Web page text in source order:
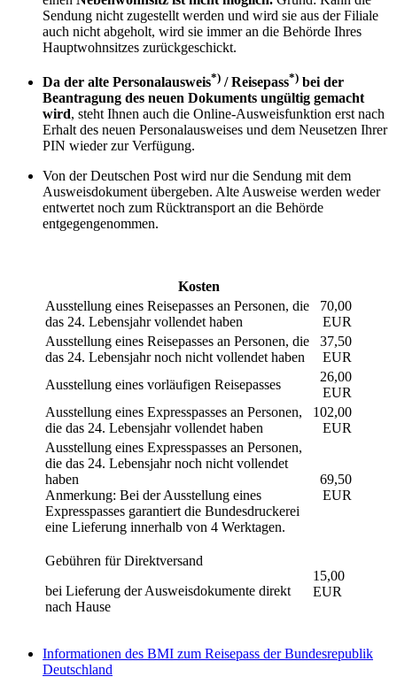
Sendung nicht zugestellt werden und wird sie aus der Filiale
auch nicht abgeholt, wird sie immer an die Behörde Ihres
Hauptwohnsitzes zurückgeschickt.
Da der alte Personalausweis*) / Reisepass*) bei der
Beantragung des neuen Dokuments ungültig gemacht
wird, steht Ihnen auch die Online-Ausweisfunktion erst nach
Erhalt des neuen Personalausweises und dem Neusetzen Ihrer
PIN wieder zur Verfügung.
Von der Deutschen Post wird nur die Sendung mit dem
Ausweisdokument übergeben. Alte Ausweise werden weder
entwertet noch zum Rücktransport an die Behörde
entgegengenommen.
Kosten
Ausstellung eines Reisepasses an Personen, die
das 24. Lebensjahr vollendet haben
70,00
EUR
Ausstellung eines Reisepasses an Personen, die
das 24. Lebensjahr noch nicht vollendet haben
37,50
EUR
Ausstellung eines vorläufigen Reisepasses
26,00
EUR
Ausstellung eines Expresspasses an Personen,
die das 24. Lebensjahr vollendet haben
102,00
EUR
Ausstellung eines Expresspasses an Personen,
die das 24. Lebensjahr noch nicht vollendet
haben
Anmerkung: Bei der Ausstellung eines
Expresspasses garantiert die Bundesdruckerei
eine Lieferung innerhalb von 4 Werktagen.
69,50
EUR
Gebühren für Direktversand
bei Lieferung der Ausweisdokumente direkt
nach Hause
15,00
EUR
Informationen des BMI zum Reisepass der Bundesrepublik
Deutschland